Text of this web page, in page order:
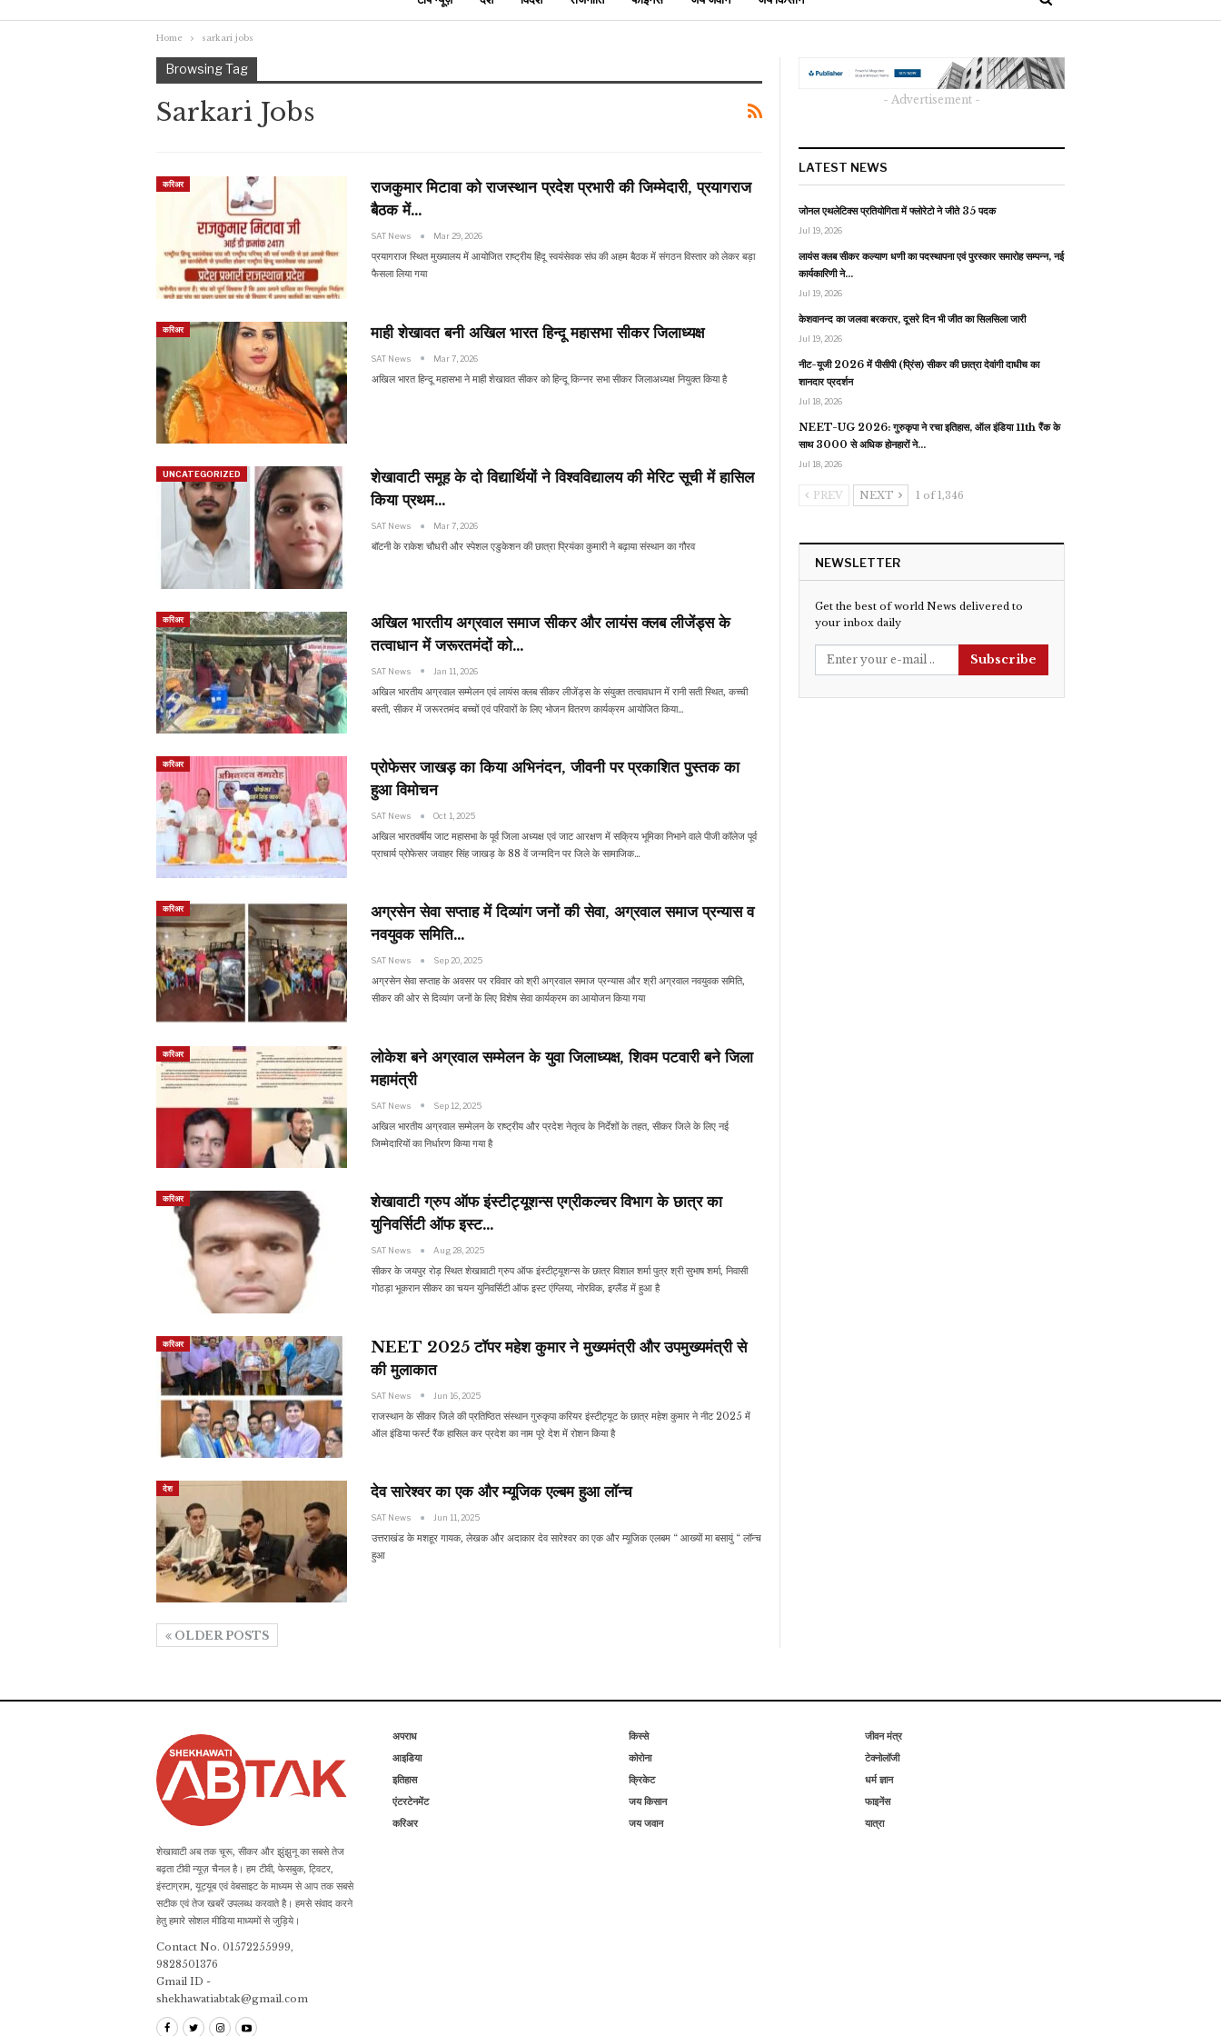
Home sarkari jobs
Browsing Tag
Sarkari Jobs
करिअर
राजकुमार मिटावा को राजस्थान प्रदेश प्रभारी की जिम्मेदारी, प्रयागराज
बैठक में…
SAT News Mar 29, 2026
प्रयागराज स्थित मुख्यालय में आयोजित राष्ट्रीय हिंदू स्वयंसेवक संघ की अहम बैठक में संगठन विस्तार को लेकर बड़ा
फैसला लिया गया
करिअर माही शेखावत बनी अखिल भारत हिन्दू महासभा सीकर जिलाध्यक्ष
SAT News Mar 7, 2026
अखिल भारत हिन्दू महासभा ने माही शेखावत सीकर को हिन्दू किन्नर सभा सीकर जिलाअध्यक्ष नियुक्त किया है
UNCATEGORIZED
शेखावाटी समूह के दो विद्यार्थियों ने विश्वविद्यालय की मेरिट सूची में हासिल
किया प्रथम…
SAT News Mar 7, 2026
बॉटनी के राकेश चौधरी और स्पेशल एडुकेशन की छात्रा प्रियंका कुमारी ने बढ़ाया संस्थान का गौरव
करिअर
अखिल भारतीय अग्रवाल समाज सीकर और लायंस क्लब लीजेंड्स के
तत्वाधान में जरूरतमंदों को…
SAT News Jan 11, 2026
अखिल भारतीय अग्रवाल सम्मेलन एवं लायंस क्लब सीकर लीजेंड्स के संयुक्त तत्वावधान में रानी सती स्थित, कच्ची
बस्ती, सीकर में जरूरतमंद बच्चों एवं परिवारों के लिए भोजन वितरण कार्यक्रम आयोजित किया…
करिअर
प्रोफेसर जाखड़ का किया अभिनंदन, जीवनी पर प्रकाशित पुस्तक का
हुआ विमोचन
SAT News Oct 1, 2025
अखिल भारतवर्षीय जाट महासभा के पूर्व जिला अध्यक्ष एवं जाट आरक्षण में सक्रिय भूमिका निभाने वाले पीजी कॉलेज पूर्व
प्राचार्य प्रोफेसर जवाहर सिंह जाखड़ के 88 वें जन्मदिन पर जिले के सामाजिक…
करिअर
अग्रसेन सेवा सप्ताह में दिव्यांग जनों की सेवा, अग्रवाल समाज प्रन्यास व
नवयुवक समिति…
SAT News Sep 20, 2025
अग्रसेन सेवा सप्ताह के अवसर पर रविवार को श्री अग्रवाल समाज प्रन्यास और श्री अग्रवाल नवयुवक समिति,
सीकर की ओर से दिव्यांग जनों के लिए विशेष सेवा कार्यक्रम का आयोजन किया गया
करिअर
लोकेश बने अग्रवाल सम्मेलन के युवा जिलाध्यक्ष, शिवम पटवारी बने जिला
महामंत्री
SAT News Sep 12, 2025
अखिल भारतीय अग्रवाल सम्मेलन के राष्ट्रीय और प्रदेश नेतृत्व के निर्देशों के तहत, सीकर जिले के लिए नई
जिम्मेदारियों का निर्धारण किया गया है
करिअर
शेखावाटी ग्रुप ऑफ इंस्टीट्यूशन्स एग्रीकल्चर विभाग के छात्र का
युनिवर्सिटी ऑफ इस्ट…
SAT News Aug 28, 2025
सीकर के जयपुर रोड़ स्थित शेखावाटी ग्रुप ऑफ इंस्टीट्यूशन्स के छात्र विशाल शर्मा पुत्र श्री सुभाष शर्मा, निवासी
गोठड़ा भूकरान सीकर का चयन युनिवर्सिटी ऑफ इस्ट एंग्लिया, नोरविक, इग्लैंड में हुआ है
करिअर
NEET 2025 टॉपर महेश कुमार ने मुख्यमंत्री और उपमुख्यमंत्री से
की मुलाकात
SAT News Jun 16, 2025
राजस्थान के सीकर जिले की प्रतिष्ठित संस्थान गुरुकृपा करियर इंस्टीट्यूट के छात्र महेश कुमार ने नीट 2025 में
ऑल इंडिया फर्स्ट रैंक हासिल कर प्रदेश का नाम पूरे देश में रोशन किया है
देश देव सारेश्वर का एक और म्यूजिक एल्बम हुआ लॉन्च
SAT News Jun 11, 2025
उत्तराखंड के मशहूर गायक, लेखक और अदाकार देव सारेश्वर का एक और म्यूजिक एलबम “ आख्यों मा बसायुं “ लॉन्च
हुआ
OLDER POSTS
- Advertisement -
LATEST NEWS
जोनल एथलेटिक्स प्रतियोगिता में फ्लोरेटो ने जीते 35 पदक
Jul 19, 2026
लायंस क्लब सीकर कल्याण धणी का पदस्थापना एवं पुरस्कार समारोह सम्पन्न, नई
कार्यकारिणी ने…
Jul 19, 2026
केशवानन्द का जलवा बरकरार, दूसरे दिन भी जीत का सिलसिला जारी
Jul 19, 2026
नीट-यूजी 2026 में पीसीपी (प्रिंस) सीकर की छात्रा देवांगी दाधीच का
शानदार प्रदर्शन
Jul 18, 2026
NEET-UG 2026: गुरुकृपा ने रचा इतिहास, ऑल इंडिया 11th रैंक के
साथ 3000 से अधिक होनहारों ने…
Jul 18, 2026
PREV NEXT 1 of 1,346
NEWSLETTER
Get the best of world News delivered to
your inbox daily
Subscribe
शेखावाटी अब तक चूरू, सीकर और झुंझुनू का सबसे तेज
बढ़ता टीवी न्यूज़ चैनल है। हम टीवी, फेसबुक, ट्विटर,
इंस्टाग्राम, यूट्यूब एवं वेबसाइट के माध्यम से आप तक सबसे
सटीक एवं तेज खबरें उपलब्ध करवाते है। हमसे संवाद करने
हेतु हमारे सोशल मीडिया माध्यमों से जुड़िये।
Contact No. 01572255999,
9828501376
Gmail ID -
shekhawatiabtak@gmail.com
अपराध
आइडिया
इतिहास
एंटरटेनमेंट
करिअर
किस्से
कोरोना
क्रिकेट
जय किसान
जय जवान
जीवन मंत्र
टेक्नोलॉजी
धर्म ज्ञान
फाइनेंस
यात्रा